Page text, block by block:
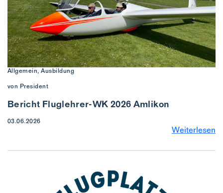
Allgemein, Ausbildung
von President
Bericht Fluglehrer-WK 2026 Amlikon
03.06.2026
Weiterlesen